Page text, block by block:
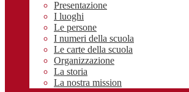
Presentazione
I luoghi
Le persone
I numeri della scuola
Le carte della scuola
Organizzazione
La storia
La nostra mission